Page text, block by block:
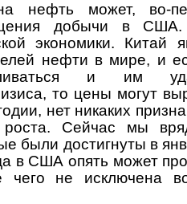
нефть может, во-
добычи в
экономики. Китай
нефти в мире, и
и им
то цены могут
нет никаких
роста. Сейчас мы
были достигнуты в
в США опять может
чего не исключена